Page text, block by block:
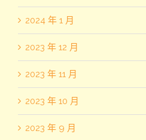
2024 年 1 月
2023 年 12 月
2023 年 11 月
2023 年 10 月
2023 年 9 月